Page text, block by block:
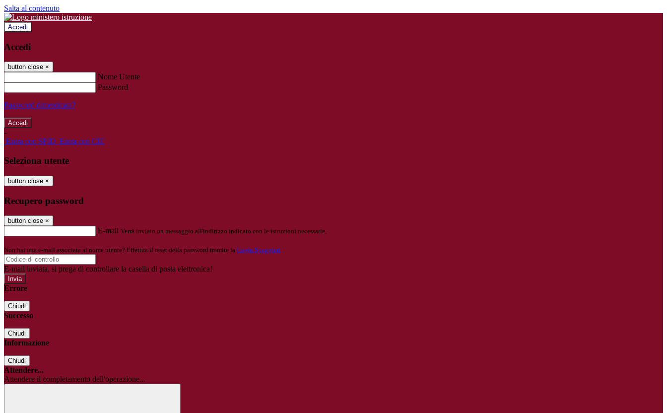
Salta al contenuto
Accedi
Accedi
button close ×
Nome Utente
Password
Password dimenticata?
-
Entra con SPID Entra con CIE
Seleziona utente
button close ×
Recupero password
button close ×
E-mail Verrà inviato un messaggio all'indirizzo indicato con le istruzioni necessarie.
Non hai una e-mail associata al nome utente? Effettua il reset della password tramite la Login Spaggiari
E-mail inviata, si prega di controllare la casella di posta elettronica!
Errore
Chiudi
Successo
Chiudi
Informazione
Chiudi
Attendere...
Attendere il completamento dell'operazione...